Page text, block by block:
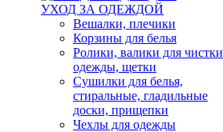
УХОД ЗА ОДЕЖДОЙ
Вешалки, плечики
Корзины для белья
Ролики, валики для чистки
одежды, щетки
Сушилки для белья,
стиральные, гладильные
доски, прищепки
Чехлы для одежды